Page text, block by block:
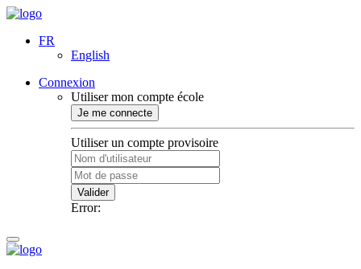
FR
English
Connexion
Utiliser mon compte école
Je me connecte
Utiliser un compte provisoire
Valider
Error: